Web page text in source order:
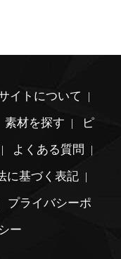
イトについて
素材を探す
ピ
よくある質問
に基づく表記
プライバシーポ
ー